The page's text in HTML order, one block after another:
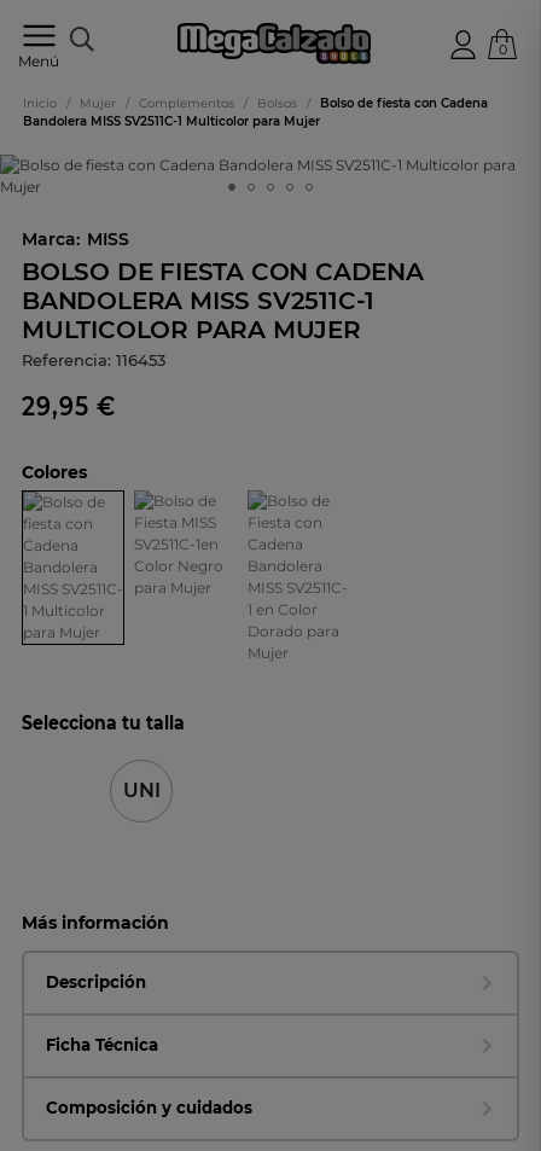
Menú
online
0
Inicio / Mujer / Complementos / Bolsos /
Bolso de fiesta con Cadena
Bandolera MISS SV2511C-1 Multicolor para Mujer
Marca: MISS
BOLSO DE FIESTA CON CADENA
BANDOLERA MISS SV2511C-1
MULTICOLOR PARA MUJER
Referencia: 116453
29,95 €
Colores
Selecciona tu talla
UNI
Más información
Descripción
Ficha Técnica
Composición y cuidados